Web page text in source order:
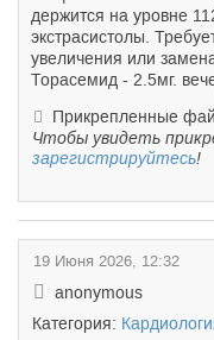
держится на уровне
экстрасистолы.
увеличения или
Торасемид - 2.5мг.
Прикрепленные
Чтобы увидеть
зарегистрируйтесь!
19 Июня 2026, 12:32
anonymous
Категория: